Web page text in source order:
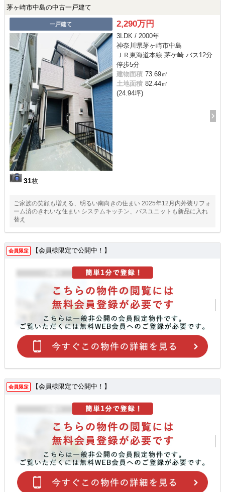
茅ヶ崎市中島の中古一戸建て
一戸建て
31枚
2,290万円
3LDK / 2000年
神奈川県茅ヶ崎市中島
ＪＲ東海道本線 茅ケ崎 バス12分
停歩5分
建物面積 73.69㎡
土地面積 82.44㎡
(24.94坪)
ご家族の笑顔も増える、明るい南向きの住まい 2025年12月内外装リフォ
ーム済のきれいな住まい システムキッチン、バスユニットも新品に入れ
替え
会員限定 【会員様限定で公開中！】
会員限定 【会員様限定で公開中！】